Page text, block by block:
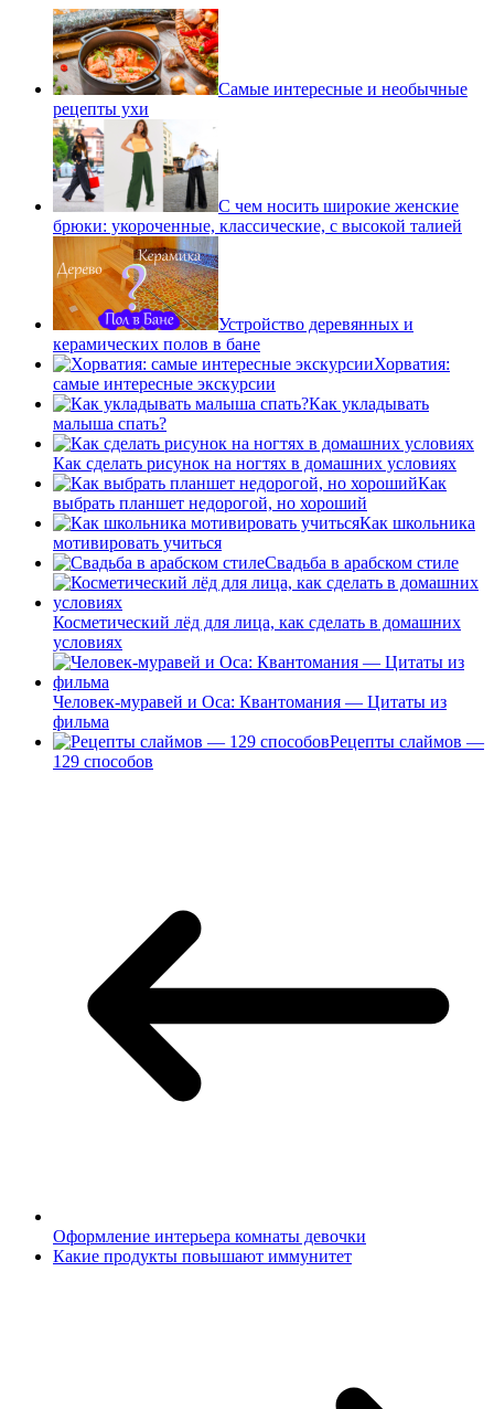
Самые интересные и необычные
рецепты ухи
С чем носить широкие женские
брюки: укороченные, классические, с высокой талией
Устройство деревянных и
керамических полов в бане
Хорватия:
самые интересные экскурсии
Как укладывать
малыша спать?
Как сделать рисунок на ногтях в домашних условиях
Как
выбрать планшет недорогой, но хороший
Как школьника
мотивировать учиться
Свадьба в арабском стиле
Косметический лёд для лица, как сделать в домашних
условиях
Человек-муравей и Оса: Квантомания — Цитаты из
фильма
Рецепты слаймов —
129 способов
Оформление интерьера комнаты девочки
Какие продукты повышают иммунитет